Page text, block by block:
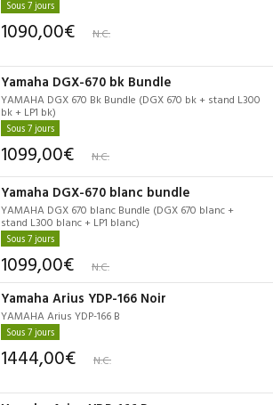
Sous 7 jours
1090,00€ N.C.
Yamaha DGX-670 bk Bundle
YAMAHA DGX 670 Bk Bundle (DGX 670 bk + stand L300
bk + LP1 bk)
Sous 7 jours
1099,00€ N.C.
Yamaha DGX-670 blanc bundle
YAMAHA DGX 670 blanc Bundle (DGX 670 blanc +
stand L300 blanc + LP1 blanc)
Sous 7 jours
1099,00€ N.C.
Yamaha Arius YDP-166 Noir
YAMAHA Arius YDP-166 B
Sous 7 jours
1444,00€ N.C.